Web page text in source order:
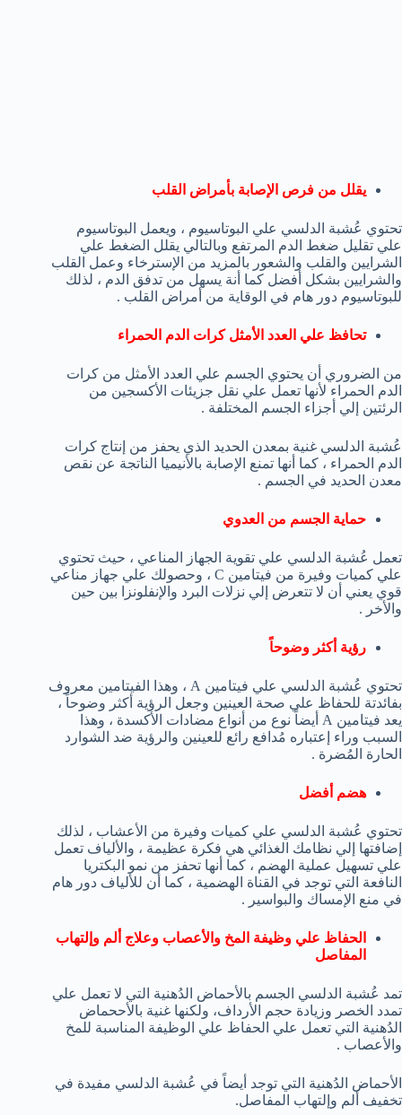
يقلل من فرص الإصابة بأمراض القلب
تحتوي عُشبة الدلسي علي البوتاسيوم ، ويعمل البوتاسيوم
علي تقليل ضغط الدم المرتفع وبالتالي يقلل الضغط علي
الشرايين والقلب والشعور بالمزيد من الإسترخاء وعمل القلب
والشرايين بشكل أفضل كما أنة يسهل من تدفق الدم ، لذلك
للبوتاسيوم دور هام في الوقاية من أمراض القلب .
تحافظ علي العدد الأمثل كرات الدم الحمراء
من الضروري أن يحتوي الجسم علي العدد الأمثل من كرات
الدم الحمراء لأنها تعمل علي نقل جزيئات الأكسجين من
الرئتين إلي أجزاء الجسم المختلفة .
عُشبة الدلسي غنية بمعدن الحديد الذي يحفز من إنتاج كرات
الدم الحمراء ، كما أنها تمنع الإصابة بالأنيميا الناتجة عن نقص
معدن الحديد في الجسم .
حماية الجسم من العدوي
تعمل عُشبة الدلسي علي تقوية الجهاز المناعي ، حيث تحتوي
علي كميات وفيرة من فيتامين C ، وحصولك علي جهاز مناعي
قوي يعني أن لا تتعرض إلي نزلات البرد والإنفلونزا بين حين
والأخر .
رؤية أكثر وضوحاً
تحتوي عُشبة الدلسي علي فيتامين A ، وهذا الفيتامين معروف
بفائدتة للحفاظ علي صحة العينين وجعل الرؤية أكثر وضوحاً ،
يعد فيتامين A أيضاً نوع من أنواع مضادات الأكسدة ، وهذا
السبب وراء إعتباره مُدافع رائع للعينين والرؤية ضد الشوارد
الحارة المُضرة .
هضم أفضل
تحتوي عُشبة الدلسي علي كميات وفيرة من الأعشاب ، لذلك
إضافتها إلي نظامك الغذائي هي فكرة عظيمة ، والألياف تعمل
علي تسهيل عملية الهضم ، كما أنها تحفز من نمو البكتريا
النافعة التي توجد في القناة الهضمية ، كما أن للألياف دور هام
في منع الإمساك والبواسير .
الحفاظ علي وظيفة المخ والأعصاب وعلاج ألم وإلتهاب
المفاصل
تمد عُشبة الدلسي الجسم بالأحماض الدُهنية التي لا تعمل علي
تمدد الخصر وزيادة حجم الأرداف، ولكنها غنية بالأححماض
الدُهنية التي تعمل علي الحفاظ علي الوظيفة المناسبة للمخ
والأعصاب .
الأحماض الدُهنية التي توجد أيضاً في عُشبة الدلسي مفيدة في
تخفيف ألم وإلتهاب المفاصل.